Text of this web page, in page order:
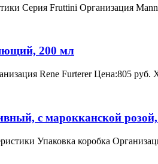
Серия Fruttini Организация
200 мл
Rene Furterer Цена:805
с марокканской
Упаковка коробка